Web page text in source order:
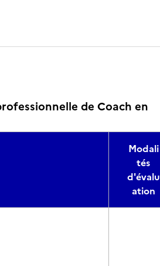
de Coach en
Modali
tés
d'évalu
ation